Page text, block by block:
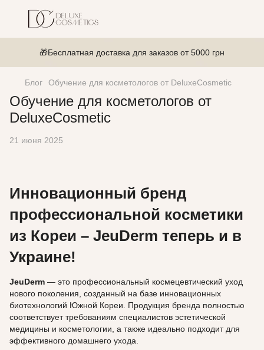
🎁Бесплатная доставка для заказов от 5000 грн
Блог Обучение для косметологов от DeluxeCosmetic
Обучение для косметологов от
DeluxeCosmetic
21 июня 2025
Инновационный бренд
профессиональной косметики
из Кореи – JeuDerm теперь и в
Украине!
JeuDerm — это профессиональный космецевтический уход
нового поколения, созданный на базе инновационных
биотехнологий Южной Кореи. Продукция бренда полностью
соответствует требованиям специалистов эстетической
медицины и косметологии, а также идеально подходит для
эффективного домашнего ухода.